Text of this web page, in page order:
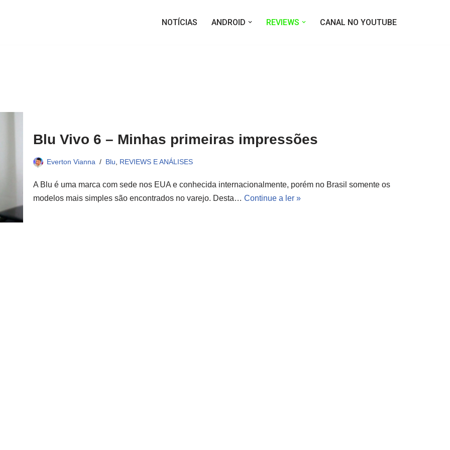
NOTÍCIAS ANDROID REVIEWS CANAL NO YOUTUBE
Blu Vivo 6 – Minhas primeiras impressões
Everton Vianna Blu REVIEWS E ANÁLISES
A Blu é uma marca com sede nos EUA e conhecida internacionalmente, porém no Brasil somente os
modelos mais simples são encontrados no varejo. Desta… Continue a ler »